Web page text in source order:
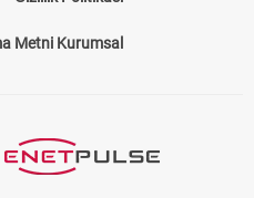
Metni Kurumsal